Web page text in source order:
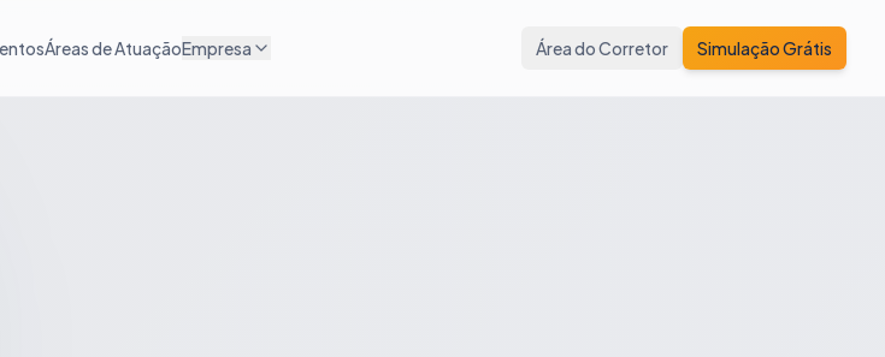
Áreas de AtuaçãoEmpresa Área do Corretor Simulação Grátis